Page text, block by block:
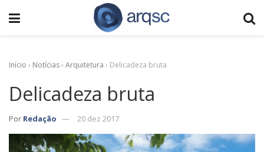
Início › Notícias› Arquitetura › Delicadeza bruta
Delicadeza bruta
Por Redação 20 dez 2017